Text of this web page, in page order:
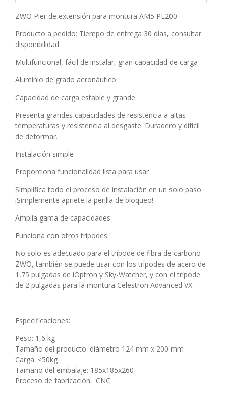
ZWO Pier de extensión para montura AM5 PE200
Producto a pedido: Tiempo de entrega 30 días, consultar
disponibilidad
Multifuncional, fácil de instalar, gran capacidad de carga
Aluminio de grado aeronáutico.
Capacidad de carga estable y grande
Presenta grandes capacidades de resistencia a altas
temperaturas y resistencia al desgaste. Duradero y difícil
de deformar.
Instalación simple
Proporciona funcionalidad lista para usar
Simplifica todo el proceso de instalación en un solo paso.
¡Simplemente apriete la perilla de bloqueo!
Amplia gama de capacidades
Funciona con otros trípodes.
No solo es adecuado para el trípode de fibra de carbono
ZWO, también se puede usar con los trípodes de acero de
1,75 pulgadas de iOptron y Sky-Watcher, y con el trípode
de 2 pulgadas para la montura Celestron Advanced VX.
Especificaciones:
Peso: 1,6 kg
Tamaño del producto: diámetro 124 mm x 200 mm
Carga: ≤50kg
Tamaño del embalaje: 185x185x260
Proceso de fabricación: CNC